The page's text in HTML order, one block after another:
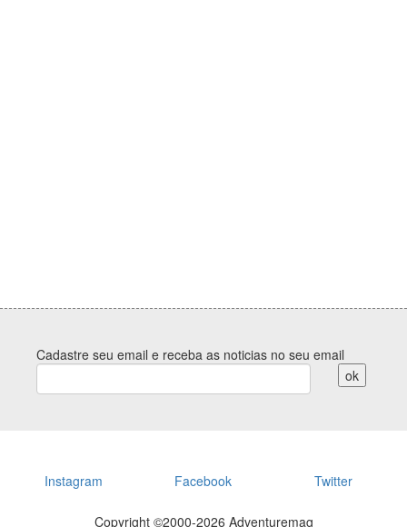
Cadastre seu email e receba as noticias no seu email
Instagram Facebook Twitter
Copyright ©2000-2026 Adventuremag